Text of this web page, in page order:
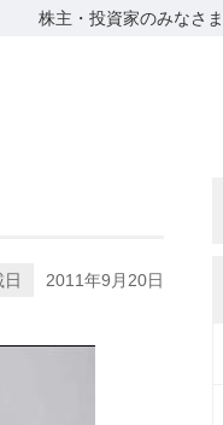
株主・投資家のみなさま
2011年9月20日